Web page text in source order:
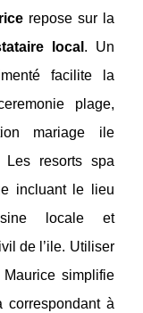
repose sur la
local . Un
facilite la
plage,
mariage ile
Les resorts spa
incluant le lieu
locale et
de l’ile. Utiliser
simplifie
correspondant à